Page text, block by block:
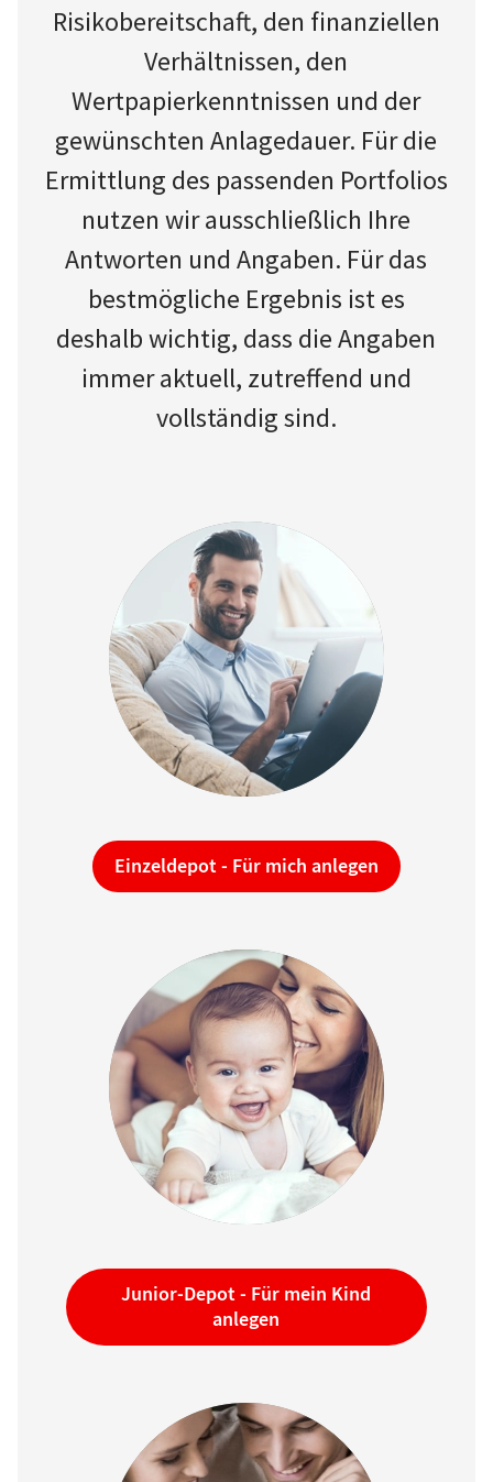
Risikobereitschaft, den finanziellen
Verhältnissen, den
Wertpapierkenntnissen und der
gewünschten Anlagedauer. Für die
Ermittlung des passenden Portfolios
nutzen wir ausschließlich Ihre
Antworten und Angaben. Für das
bestmögliche Ergebnis ist es
deshalb wichtig, dass die Angaben
immer aktuell, zutreffend und
vollständig sind.
Einzeldepot - Für mich anlegen
Junior-Depot - Für mein Kind
anlegen